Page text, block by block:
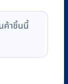
ค้าชิ้นนี้